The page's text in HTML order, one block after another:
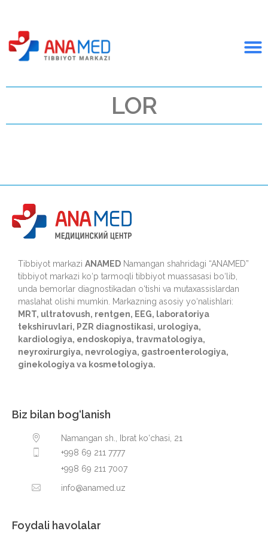
LOR
Tibbiyot markazi ANAMED Namangan shahridagi “ANAMED”
tibbiyot markazi ko‘p tarmoqli tibbiyot muassasasi bo‘lib,
unda bemorlar diagnostikadan o‘tishi va mutaxassislardan
maslahat olishi mumkin. Markazning asosiy yo‘nalishlari:
MRT, ultratovush, rentgen, EEG, laboratoriya
tekshiruvlari, PZR diagnostikasi, urologiya,
kardiologiya, endoskopiya, travmatologiya,
neyroxirurgiya, nevrologiya, gastroenterologiya,
ginekologiya va kosmetologiya.
Biz bilan bog‘lanish
Namangan sh., Ibrat ko‘chasi, 21
+998 69 211 7777
+998 69 211 7007
info@anamed.uz
Foydali havolalar